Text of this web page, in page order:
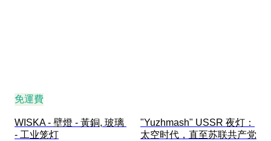
免運費
WISKA - 壁燈 - 黃銅, 玻璃
- 工业笼灯
"Yuzhmash" USSR 夜灯：
太空时代，直至苏联共产党